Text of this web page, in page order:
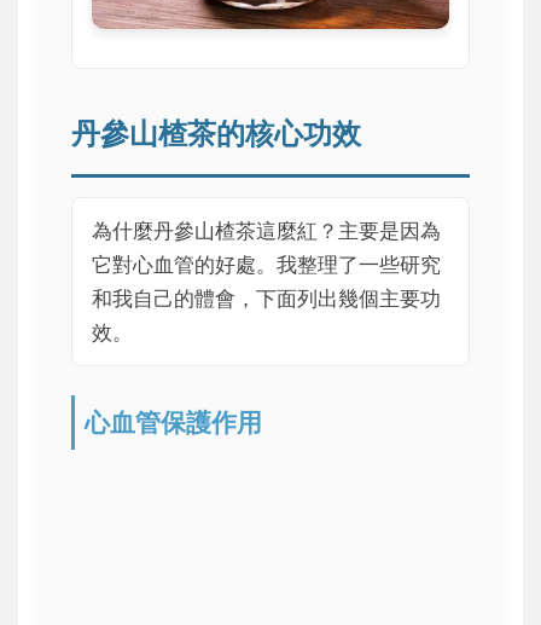
丹參山楂茶的核心功效
為什麼丹參山楂茶這麼紅？主要是因為
它對心血管的好處。我整理了一些研究
和我自己的體會，下面列出幾個主要功
效。
心血管保護作用